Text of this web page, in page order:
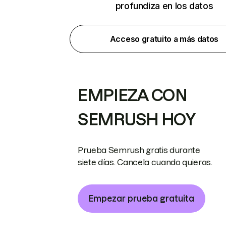
profundiza en los datos
Acceso gratuito a más datos
EMPIEZA CON
SEMRUSH HOY
Prueba Semrush gratis durante
siete días. Cancela cuando quieras.
Empezar prueba gratuita